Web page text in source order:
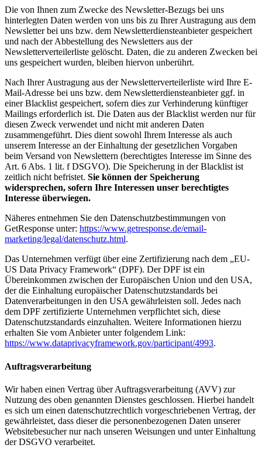
Die von Ihnen zum Zwecke des Newsletter-Bezugs bei uns
hinterlegten Daten werden von uns bis zu Ihrer Austragung aus dem
Newsletter bei uns bzw. dem Newsletterdiensteanbieter gespeichert
und nach der Abbestellung des Newsletters aus der
Newsletterverteilerliste gelöscht. Daten, die zu anderen Zwecken bei
uns gespeichert wurden, bleiben hiervon unberührt.
Nach Ihrer Austragung aus der Newsletterverteilerliste wird Ihre E-
Mail-Adresse bei uns bzw. dem Newsletterdiensteanbieter ggf. in
einer Blacklist gespeichert, sofern dies zur Verhinderung künftiger
Mailings erforderlich ist. Die Daten aus der Blacklist werden nur für
diesen Zweck verwendet und nicht mit anderen Daten
zusammengeführt. Dies dient sowohl Ihrem Interesse als auch
unserem Interesse an der Einhaltung der gesetzlichen Vorgaben
beim Versand von Newslettern (berechtigtes Interesse im Sinne des
Art. 6 Abs. 1 lit. f DSGVO). Die Speicherung in der Blacklist ist
zeitlich nicht befristet. Sie können der Speicherung
widersprechen, sofern Ihre Interessen unser berechtigtes
Interesse überwiegen.
Näheres entnehmen Sie den Datenschutzbestimmungen von
GetResponse unter: https://www.getresponse.de/email-
marketing/legal/datenschutz.html.
Das Unternehmen verfügt über eine Zertifizierung nach dem „EU-
US Data Privacy Framework“ (DPF). Der DPF ist ein
Übereinkommen zwischen der Europäischen Union und den USA,
der die Einhaltung europäischer Datenschutzstandards bei
Datenverarbeitungen in den USA gewährleisten soll. Jedes nach
dem DPF zertifizierte Unternehmen verpflichtet sich, diese
Datenschutzstandards einzuhalten. Weitere Informationen hierzu
erhalten Sie vom Anbieter unter folgendem Link:
https://www.dataprivacyframework.gov/participant/4993.
Auftragsverarbeitung
Wir haben einen Vertrag über Auftragsverarbeitung (AVV) zur
Nutzung des oben genannten Dienstes geschlossen. Hierbei handelt
es sich um einen datenschutzrechtlich vorgeschriebenen Vertrag, der
gewährleistet, dass dieser die personenbezogenen Daten unserer
Websitebesucher nur nach unseren Weisungen und unter Einhaltung
der DSGVO verarbeitet.